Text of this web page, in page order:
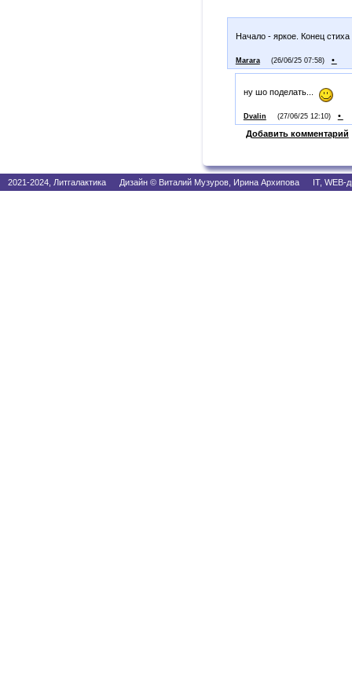
Начало - яркое. Конец
Marara (26/06/25 07:58) •
ну шо поделать...
Dvalin (27/06/25 12:10)
•
Добавить комментарий
2021-2024, Литгалактика Дизайн © Виталий Музуров, Ирина Архипова IT, WEB-